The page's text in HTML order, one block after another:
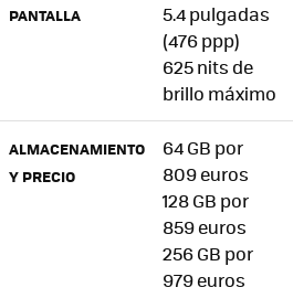
PANTALLA
5.4 pulgadas
(476 ppp)
625 nits de
brillo máximo
ALMACENAMIENTO
Y PRECIO
64 GB por
809 euros
128 GB por
859 euros
256 GB por
979 euros